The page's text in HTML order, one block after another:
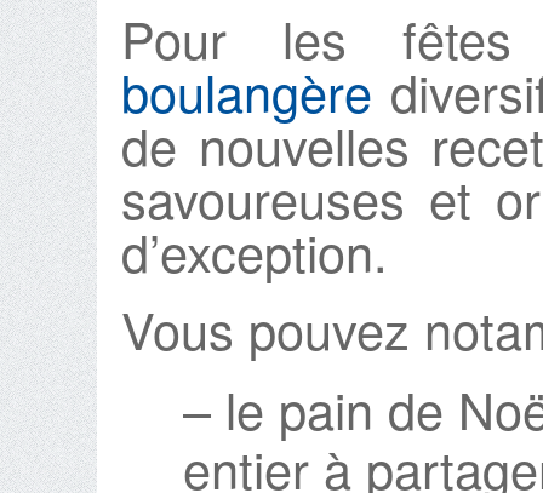
Pour les
boulangère
de nouvelles
savoureuses et
d’exception.
Vous pouvez
– le pain de
entier à